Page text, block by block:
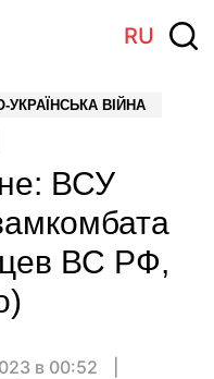
RU
УКРАЇНСЬКА ВІЙНА
ВСУ
ВС РФ,
в 00:52